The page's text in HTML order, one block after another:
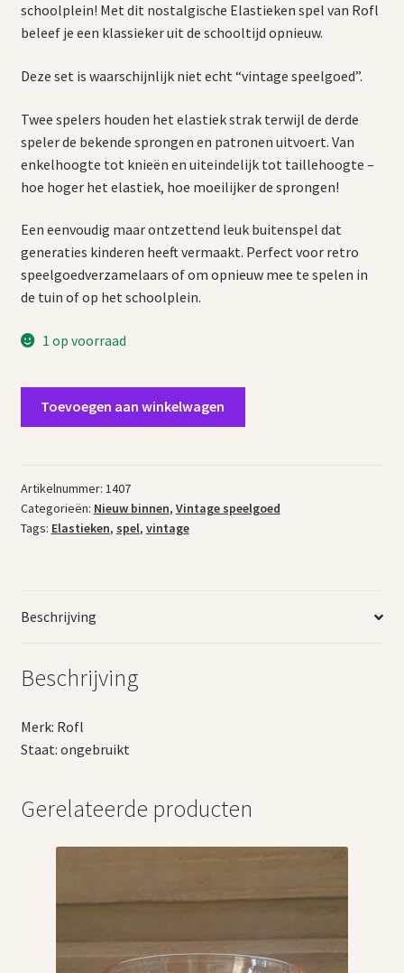
schoolplein! Met dit nostalgische Elastieken spel van Rofl
beleef je een klassieker uit de schooltijd opnieuw.
Deze set is waarschijnlijk niet echt “vintage speelgoed”.
Twee spelers houden het elastiek strak terwijl de derde
speler de bekende sprongen en patronen uitvoert. Van
enkelhoogte tot knieën en uiteindelijk tot taillehoogte –
hoe hoger het elastiek, hoe moeilijker de sprongen!
Een eenvoudig maar ontzettend leuk buitenspel dat
generaties kinderen heeft vermaakt. Perfect voor retro
speelgoedverzamelaars of om opnieuw mee te spelen in
de tuin of op het schoolplein.
1 op voorraad
Toevoegen aan winkelwagen
Artikelnummer: 1407
Categorieën: Nieuw binnen, Vintage speelgoed
Tags: Elastieken, spel, vintage
Beschrijving
Beschrijving
Merk: Rofl
Staat: ongebruikt
Gerelateerde producten